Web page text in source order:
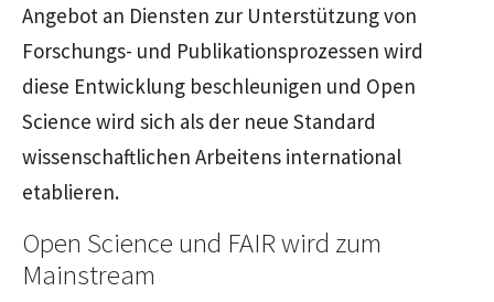
Angebot an Diensten zur Unterstützung von
Forschungs- und Publikationsprozessen wird
diese Entwicklung beschleunigen und Open
Science wird sich als der neue Standard
wissenschaftlichen Arbeitens international
etablieren.
Open Science und FAIR wird zum
Mainstream